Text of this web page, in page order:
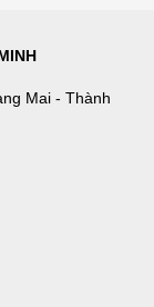
Mai - Thành